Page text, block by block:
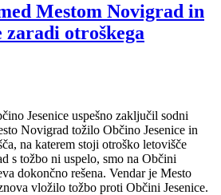
Mestom Novigrad in
zaradi otroškega
Jesenice uspešno zaključil sodni
Novigrad tožilo Občino Jesenice in
na katerem stoji otroško letovišče
s tožbo ni uspelo, smo na Občini
dokončno rešena. Vendar je Mesto
vložilo tožbo proti Občini Jesenice.